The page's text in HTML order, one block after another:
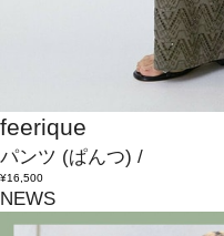
feerique
パンツ (ぱんつ) /
¥16,500
NEWS